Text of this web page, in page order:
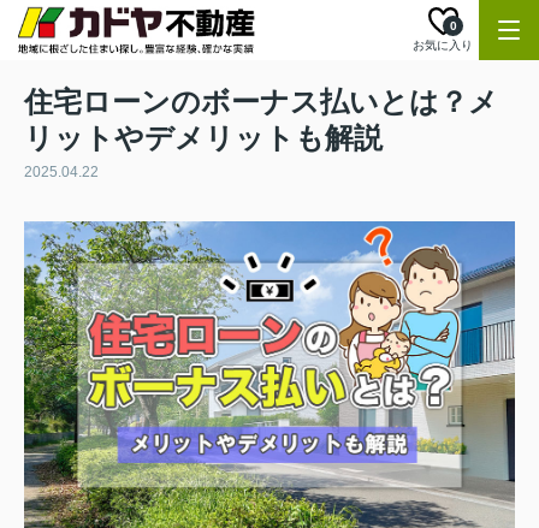
お気に入り
0
住宅ローンのボーナス払いとは？メ
リットやデメリットも解説
2025.04.22